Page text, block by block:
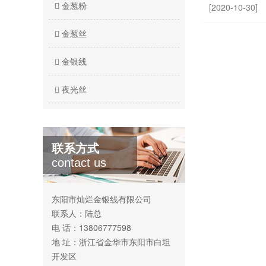
金葱粉
金葱丝
金银线
夜光丝
联系方式
contact us
东阳市灿烂金银线有限公司
联系人：陆总
电 话：13806777598
地 址：浙江省金华市东阳市白坦
开发区
[2020-10-30]